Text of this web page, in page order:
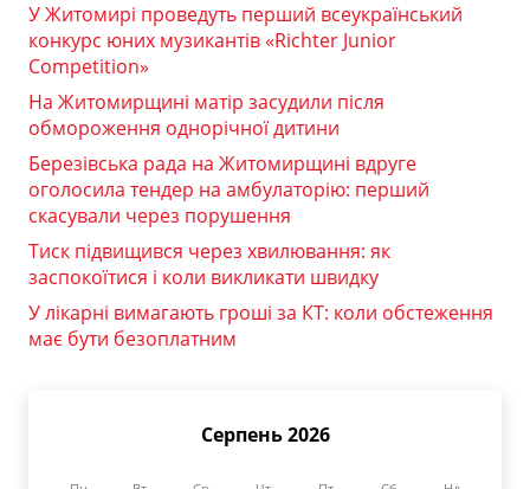
У Житомирі проведуть перший всеукраїнський
конкурс юних музикантів «Richter Junior
Competition»
На Житомирщині матір засудили після
обмороження однорічної дитини
Березівська рада на Житомирщині вдруге
оголосила тендер на амбулаторію: перший
скасували через порушення
Тиск підвищився через хвилювання: як
заспокоїтися і коли викликати швидку
У лікарні вимагають гроші за КТ: коли обстеження
має бути безоплатним
Серпень 2026